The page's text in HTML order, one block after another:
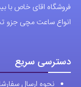
با (مستر اسپشیال)
دسترسی سریع